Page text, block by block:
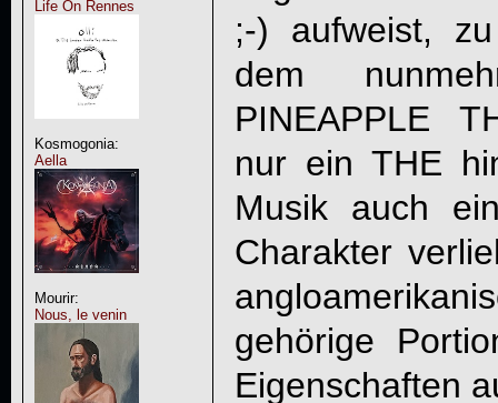
Life On Rennes
Kosmogonia:
Aella
Mourir:
Nous, le venin
;-) aufweist,
dem
PINEAPPLE
nur ein THE
Musik auch
Charakter
gehörige
Eigenschaften